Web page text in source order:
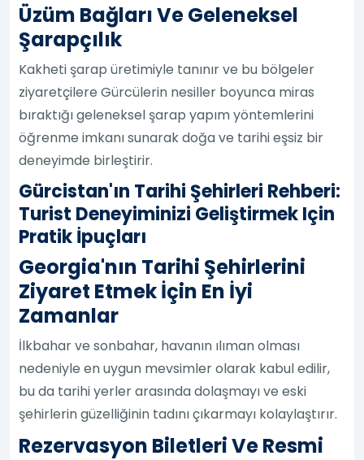
Üzüm Bağları Ve Geleneksel
Şarapçılık
Kakheti şarap üretimiyle tanınır ve bu bölgeler
ziyaretçilere Gürcülerin nesiller boyunca miras
bıraktığı geleneksel şarap yapım yöntemlerini
öğrenme imkanı sunarak doğa ve tarihi eşsiz bir
deneyimde birleştirir.
Gürcistan'ın Tarihi Şehirleri Rehberi:
Turist Deneyiminizi Geliştirmek Için
Pratik İpuçları
Georgia'nın Tarihi Şehirlerini
Ziyaret Etmek İçin En İyi
Zamanlar
İlkbahar ve sonbahar, havanın ılıman olması
nedeniyle en uygun mevsimler olarak kabul edilir,
bu da tarihi yerler arasında dolaşmayı ve eski
şehirlerin güzelliğinin tadını çıkarmayı kolaylaştırır.
Rezervasyon Biletleri Ve Resmi